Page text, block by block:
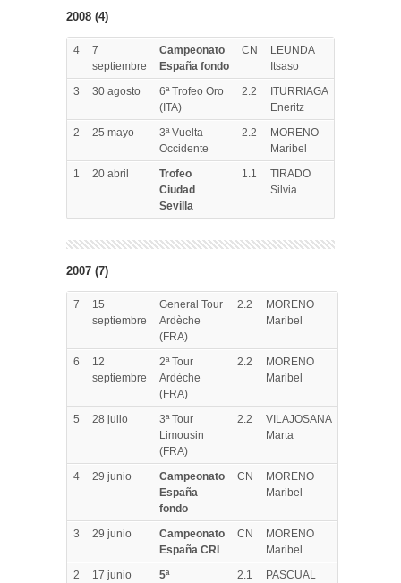
2008 (4)
4
7
septiembre
Campeonato
España fondo
CN
LEUNDA
Itsaso
3
30 agosto
6ª Trofeo Oro
(ITA)
2.2
ITURRIAGA
Eneritz
2
25 mayo
3ª Vuelta
Occidente
2.2
MORENO
Maribel
1
20 abril
Trofeo
Ciudad
Sevilla
1.1
TIRADO
Silvia
2007 (7)
7
15
septiembre
General Tour
Ardèche
(FRA)
2.2
MORENO
Maribel
6
12
septiembre
2ª Tour
Ardèche
(FRA)
2.2
MORENO
Maribel
5 28 julio
3ª Tour
Limousin
(FRA)
2.2
VILAJOSANA
Marta
4 29 junio
Campeonato
España
fondo
CN
MORENO
Maribel
3 29 junio
Campeonato
España CRI
CN
MORENO
Maribel
2
17 junio
5ª
2.1
PASCUAL